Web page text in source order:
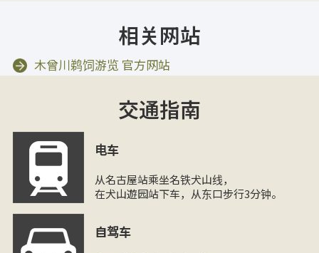
相关网站
木曾川鹈饲游览 官方网站
交通指南
电车
从名古屋站乘坐名铁犬山线，
在犬山遊园站下车，从东口步行3分钟。
自驾车